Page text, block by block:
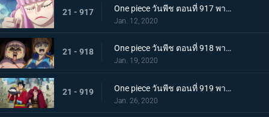
21 - 917 One piece วันพีช ตอนที่ 917 พากย์ไทย ดินแดนศักดิ์สิทธิ์สั่นคลอน หนวดดำ 1 ใน 4 จักรพรรดิผู้ไม่เกรงกลัวใคร
Jan. 12, 2020
21 - 918 One piece วันพีช ตอนที่ 918 พากย์ไทย เริ่มดำเนินการ แผนการใหญ่โค่นล้มไคโด!
Jan. 19, 2020
21 - 919 One piece วันพีช ตอนที่ 919 พากย์ไทย ความโกลาหล! นักโทษลูฟี่กับคิด!
Jan. 26, 2020